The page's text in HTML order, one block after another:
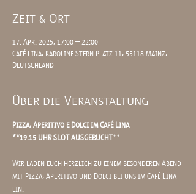
Zeit & Ort
17. Apr. 2025, 17:00 – 22:00
Café Lina, Karoline-Stern-Platz 11, 55118 Mainz,
Deutschland
Über die Veranstaltung
Pizza, Aperitivo e Dolci im Café Lina
**19.15 UHR SLOT AUSGEBUCHT**
Wir laden euch herzlich zu einem besonderen Abend
mit Pizza, Aperitivo und Dolci bei uns im Café Lina
ein.